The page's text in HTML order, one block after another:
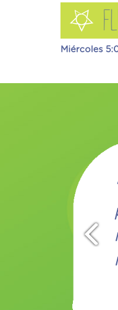
Miércoles
sin
ha tenido
y los